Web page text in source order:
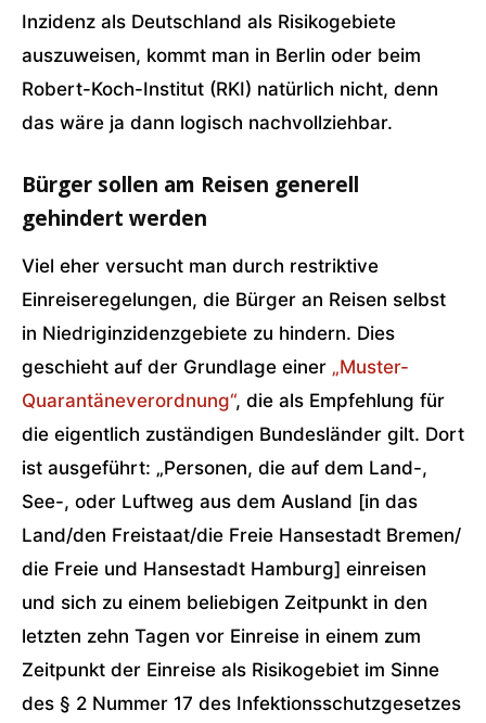
Inzidenz als Deutschland als Risikogebiete
auszuweisen, kommt man in Berlin oder beim
Robert-Koch-Institut (RKI) natürlich nicht, denn
das wäre ja dann logisch nachvollziehbar.
Bürger sollen am Reisen generell
gehindert werden
Viel eher versucht man durch restriktive
Einreiseregelungen, die Bürger an Reisen selbst
in Niedriginzidenzgebiete zu hindern. Dies
geschieht auf der Grundlage einer „Muster-
Quarantäneverordnung“, die als Empfehlung für
die eigentlich zuständigen Bundesländer gilt. Dort
ist ausgeführt: „Personen, die auf dem Land-,
See-, oder Luftweg aus dem Ausland [in das
Land/den Freistaat/die Freie Hansestadt Bremen/
die Freie und Hansestadt Hamburg] einreisen
und sich zu einem beliebigen Zeitpunkt in den
letzten zehn Tagen vor Einreise in einem zum
Zeitpunkt der Einreise als Risikogebiet im Sinne
des § 2 Nummer 17 des Infektionsschutzgesetzes